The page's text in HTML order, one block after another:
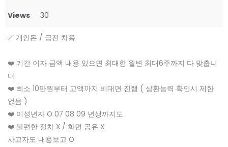
Views 30
✅ 개인돈 / 급전 차용
❤️ 기간 이자 금액 내용 있으면 최대한 월변 최대6주까지 다 맞춥니
다
❤️ 최소 10만원부터 고액까지 비대면 진행 ( 상환능력 확인시 제한
없음 )
❤️ 미성년자 O 07 08 09 년생까지도
❤️ 불편한 절차 X / 화면 공유 X
사고자도 내용보고 O